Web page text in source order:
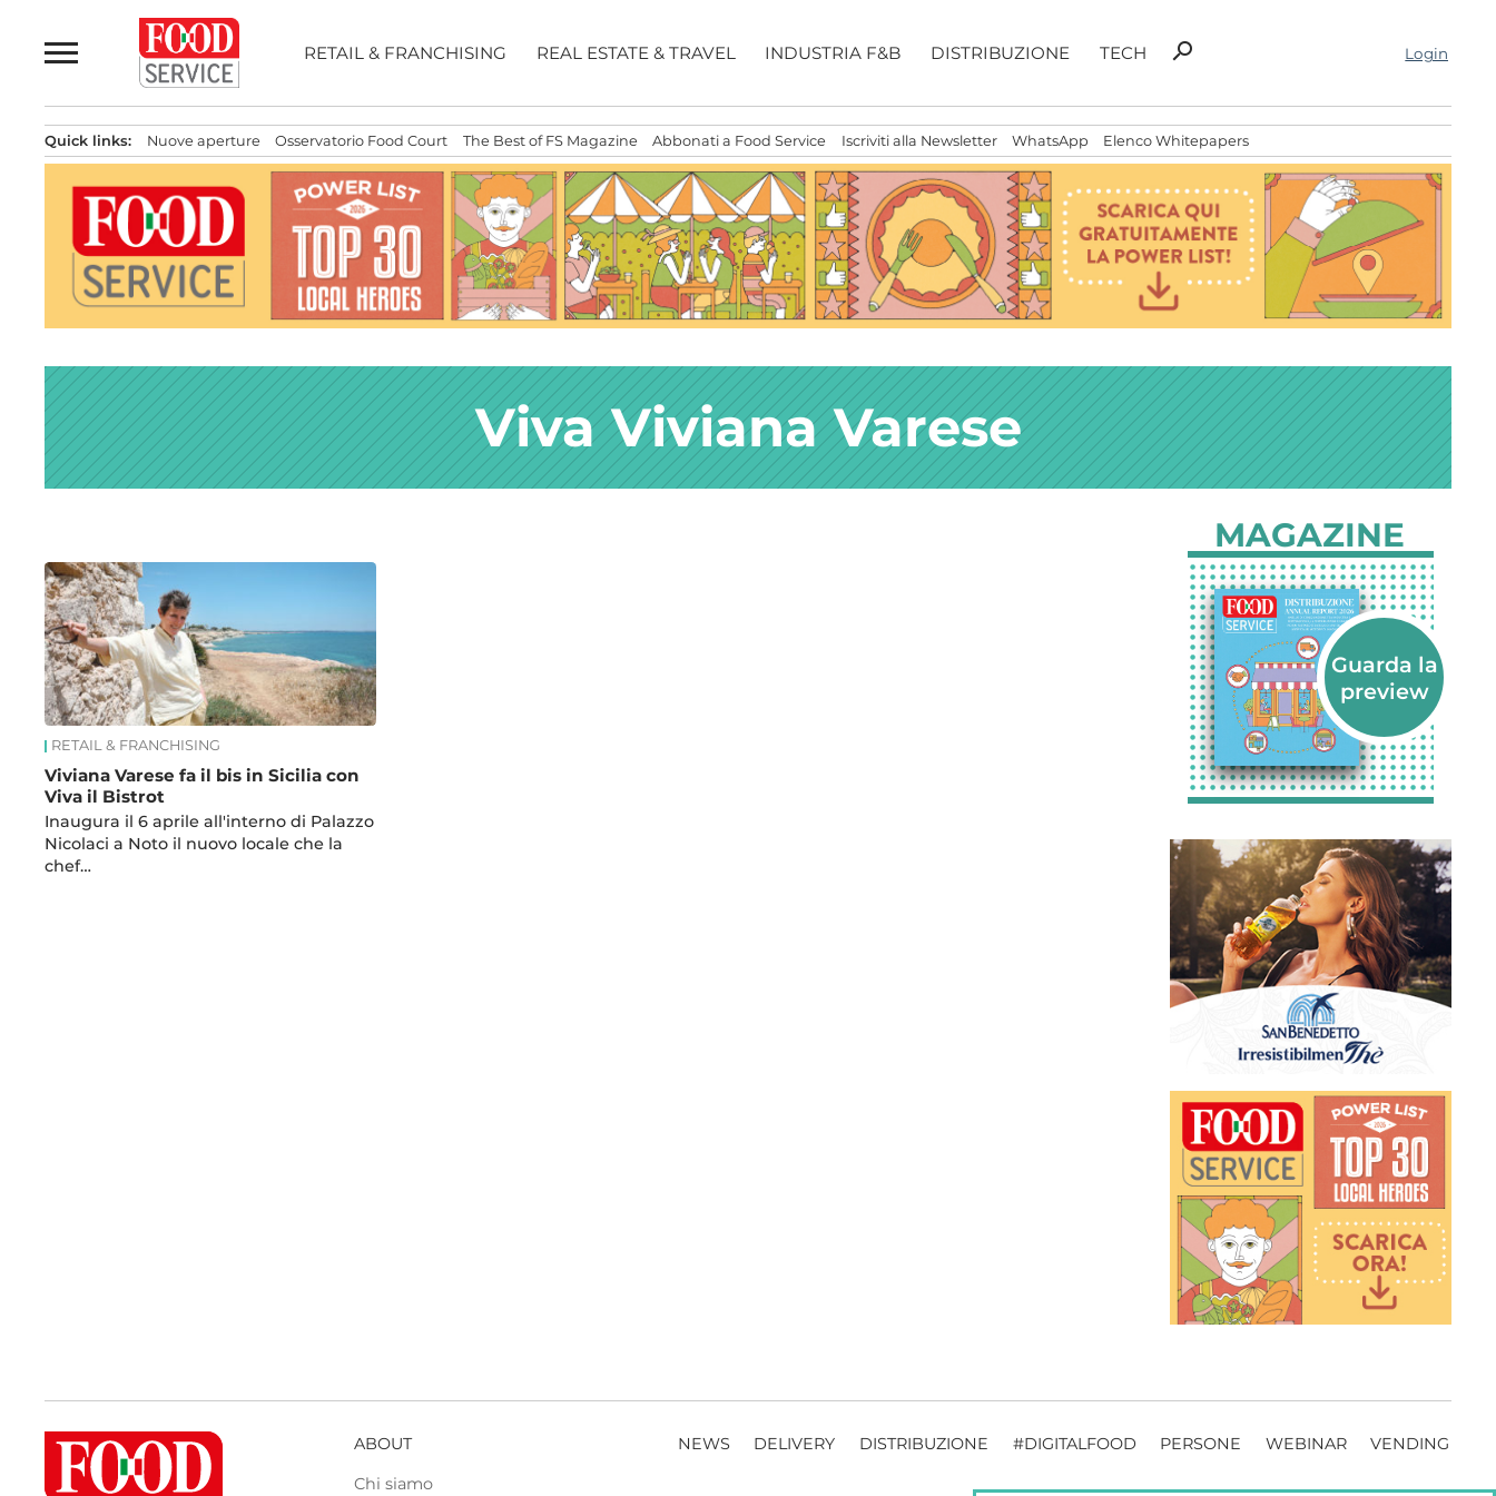
al
contenuto
RETAIL & FRANCHISING REAL ESTATE & TRAVEL INDUSTRIA F&B DISTRIBUZIONE TECH
Ricerca
search Login
Quick links: Nuove aperture Osservatorio Food Court The Best of FS Magazine Abbonati a Food Service Iscriviti alla Newsletter WhatsApp Elenco Whitepapers
Viva Viviana Varese
News
RETAIL & FRANCHISING
Viviana Varese fa il bis in Sicilia con
Viva il Bistrot
Inaugura il 6 aprile all'interno di Palazzo
Nicolaci a Noto il nuovo locale che la
chef…
MAGAZINE
ABOUT
Chi siamo
NEWS DELIVERY DISTRIBUZIONE #DIGITALFOOD PERSONE WEBINAR VENDING